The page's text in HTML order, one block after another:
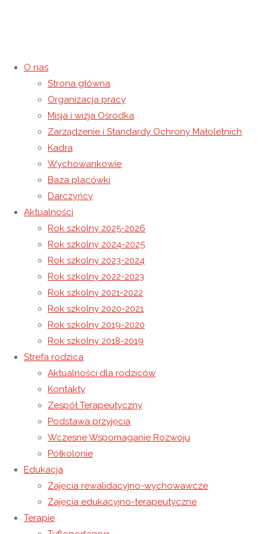
O nas
Strona główna
Organizacja pracy
Misja i wizja Ośrodka
Zarządzenie i Standardy Ochrony Małoletnich
Kadra
Wychowankowie
Baza placówki
Darczyńcy
Aktualności
Rok szkolny 2025-2026
Rok szkolny 2024-2025
Rok szkolny 2023-2024
Rok szkolny 2022-2023
Rok szkolny 2021-2022
Rok szkolny 2020-2021
Rok szkolny 2019-2020
Rok szkolny 2018-2019
Strefa rodzica
Aktualności dla rodziców
Kontakty
Zespół Terapeutyczny
Podstawa przyjęcia
Wczesne Wspomaganie Rozwoju
Półkolonie
Edukacja
Zajęcia rewalidacyjno-wychowawcze
Zajęcia edukacyjno-terapeutyczne
Terapie
Wystawa Mobilna
16 kwietnia 202516 kwietnia 2025 Rok szkolny 2024-2025
Strona główna Rok szkolny 2024-2025
Tradycyjna Palma Wielkanocna
Życzenia Wielkanocne
16 kwietnia 202516 kwietnia 2025
Multisensoryczne poznawanie
eksponatów na wystawie mobilnej
Podkarpackiego Centrum Nauki
„Łukasiewicz”
We wtorek 15.04.2025 do sali Dziennego
Domu Pomocy „Caritas” w Łańcucie